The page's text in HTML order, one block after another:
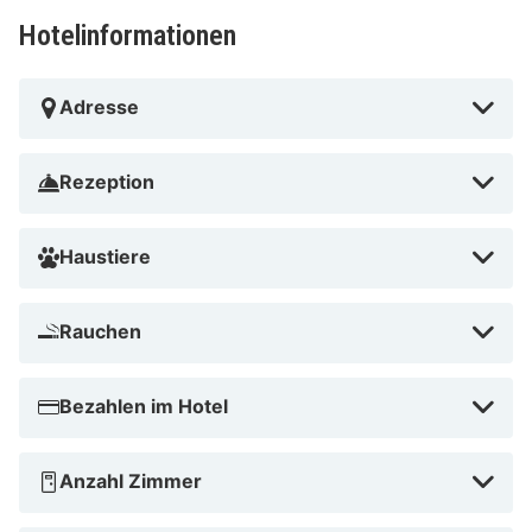
Hotelinformationen
Adresse
Rezeption
Haustiere
Rauchen
Bezahlen im Hotel
Anzahl Zimmer